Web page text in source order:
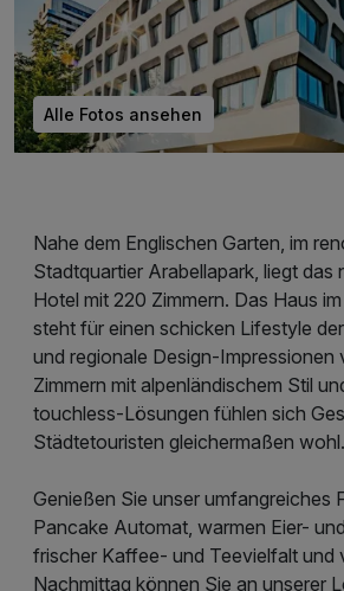
Alle Fotos ansehen
Nahe dem Englischen Garten, im
Stadtquartier Arabellapark, liegt das
Hotel mit 220 Zimmern. Das Haus
steht für einen schicken Lifestyle
und regionale Design-Impressionen
Zimmern mit alpenländischem Stil
touchless-Lösungen fühlen sich
Städtetouristen gleichermaßen wohl.
Genießen Sie unser umfangreiches
Pancake Automat, warmen Eier-
frischer Kaffee- und Teevielfalt und
Nachmittag können Sie an unserer